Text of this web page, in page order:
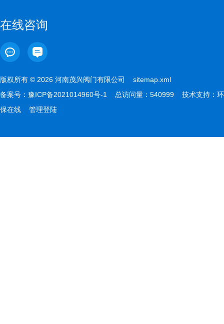
在线咨询
版权所有 © 2026 河南茂兴阀门有限公司 sitemap.xml
备案号： 豫ICP备2021014960号-1 总访问量：540999 技术支持： 环
保在线
管理登陆